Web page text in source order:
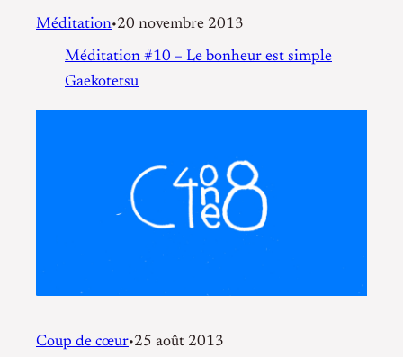
Méditation•20 novembre 2013
Méditation #10 – Le bonheur est simple
Gaekotetsu
Coup de cœur•25 août 2013